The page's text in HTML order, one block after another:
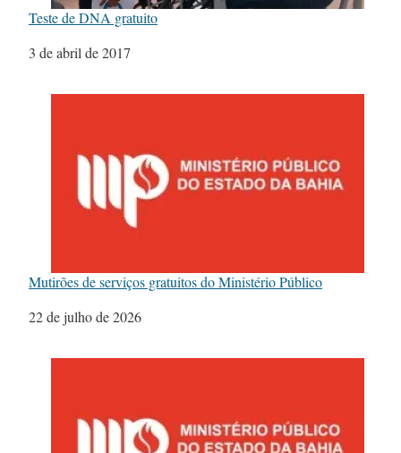
Teste de DNA gratuito
Data
3 de abril de 2017
Mutirões de serviços gratuitos do Ministério Público
Data
22 de julho de 2026